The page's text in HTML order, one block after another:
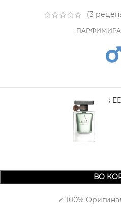
(3
LATTAFA Atlas
2.260,00
ВО
✓ 100%